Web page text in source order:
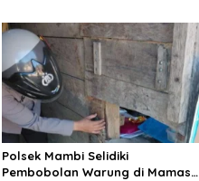
Finance ke PN Mamuju
Polsek Mambi Selidiki
Pembobolan Warung di Mamasa,